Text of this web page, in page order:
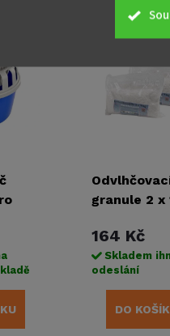
granule 2 x
164 Kč
Skladem
odeslání
DO